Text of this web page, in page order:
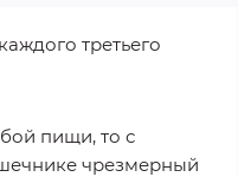
третьего
пищи, то с
чрезмерный